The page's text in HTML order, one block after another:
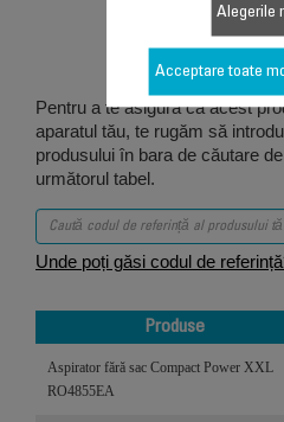
produs/
Pentru a te asigură că acest
aparatul tău, te rugăm să
produsului în bara de căutare
următorul tabel.
Unde poți găsi codul de
Produse
Aspirator fără sac Compact Power XXL
RO4855EA
Alegerile
Acceptare toate